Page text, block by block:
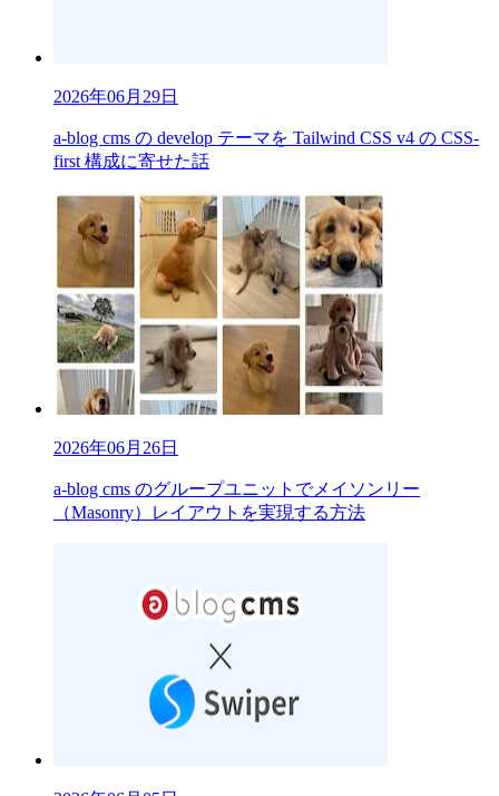
2026年06月29日
a-blog cms の develop テーマを Tailwind CSS v4 の CSS-
first 構成に寄せた話
2026年06月26日
a-blog cms のグループユニットでメイソンリー
（Masonry）レイアウトを実現する方法